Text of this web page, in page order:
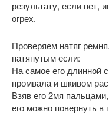
результату, если нет,
огрех.
Проверяем натяг
натянутым если:
На самое его длинной
промвала и шкивом
Взяв его 2мя
его можно повернуть в